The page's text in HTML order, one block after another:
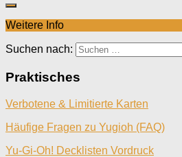
Weitere Info
Suchen nach:
Praktisches
Verbotene & Limitierte Karten
Häufige Fragen zu Yugioh (FAQ)
Yu-Gi-Oh! Decklisten Vordruck